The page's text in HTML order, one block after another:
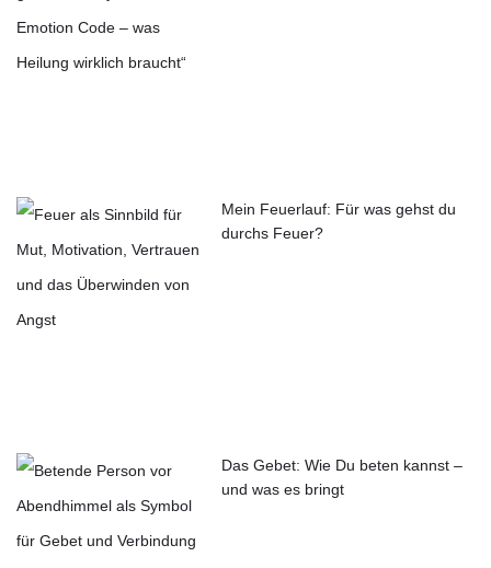
Mein Feuerlauf: Für was gehst du
durchs Feuer?
Das Gebet: Wie Du beten kannst –
und was es bringt